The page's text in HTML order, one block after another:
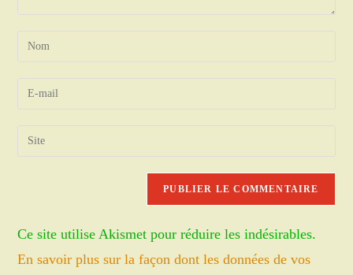
Enter
Enter
address
Saisir
(facultatif)
Ce site utilise Akismet pour réduire les indésirables.
En savoir plus sur la façon dont les données de vos